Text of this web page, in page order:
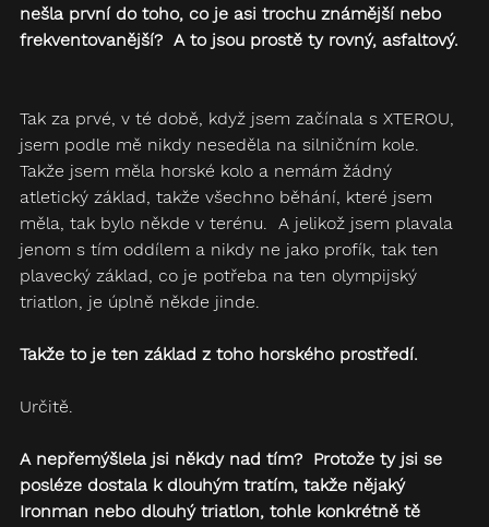
nešla první do toho, co je asi trochu známější nebo
frekventovanější?  A to jsou prostě ty rovný, asfaltový.
Tak za prvé, v té době, když jsem začínala s XTEROU,
jsem podle mě nikdy neseděla na silničním kole.
Takže jsem měla horské kolo a nemám žádný
atletický základ, takže všechno běhání, které jsem
měla, tak bylo někde v terénu.  A jelikož jsem plavala
jenom s tím oddílem a nikdy ne jako profík, tak ten
plavecký základ, co je potřeba na ten olympijský
triatlon, je úplně někde jinde.
Takže to je ten základ z toho horského prostředí.
Určitě.
A nepřemýšlela jsi někdy nad tím?  Protože ty jsi se
posléze dostala k dlouhým tratím, takže nějaký
Ironman nebo dlouhý triatlon, tohle konkrétně tě